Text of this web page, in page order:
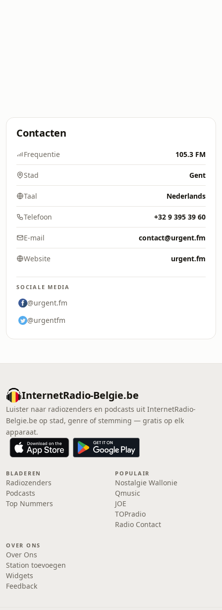
Contacten
Frequentie 105.3 FM
Stad Gent
Taal Nederlands
Telefoon +32 9 395 39 60
E-mail contact@urgent.fm
Website urgent.fm
SOCIALE MEDIA
@urgent.fm
@urgentfm
InternetRadio-Belgie.be
Luister naar radiozenders en podcasts uit InternetRadio-
Belgie.be op stad, genre of stemming — gratis op elk
apparaat.
BLADEREN
Radiozenders
Podcasts
Top Nummers
POPULAIR
Nostalgie Wallonie
Qmusic
JOE
TOPradio
Radio Contact
OVER ONS
Over Ons
Station toevoegen
Widgets
Feedback